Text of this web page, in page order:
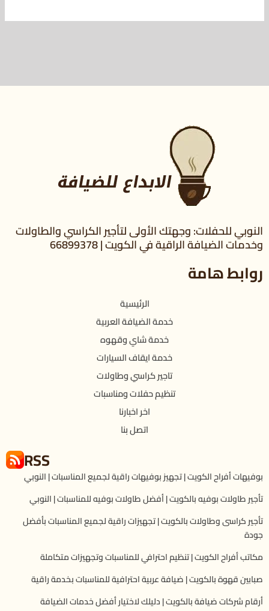
النوبي للحفلات: وجهتك الأولى لتأجير الكراسي والطاولات
وخدمات الضيافة الراقية في الكويت | 66899378
روابط هامة
الرئيسية
خدمة الضيافة العربية
خدمة شاي وقهوه
خدمة ايقاف السيارات
تاجير كراسي وطاولات
تنظيم حفلات ومناسبات
اخر اخبارنا
اتصل بنا
RSS
بوفيهات أفراح الكويت | تجهيز بوفيهات راقية لجميع المناسبات | النوبي
تأجير طاولات بوفيه بالكويت | أفضل طاولات بوفيه للمناسبات | النوبي
تأجير كراسى وطاولات بالكويت | تجهيزات راقية لجميع المناسبات بأفضل
جودة
مكاتب أفراح الكويت | تنظيم احترافي للمناسبات وتجهيزات متكاملة
صبابين قهوة بالكويت | ضيافة عربية احترافية للمناسبات بخدمة راقية
أرقام شركات ضيافة بالكويت | دليلك لاختيار أفضل خدمات الضيافة